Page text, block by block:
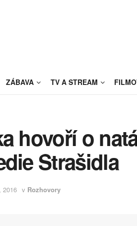
ZÁBAVA TV A STREAM
hovoří o
Strašidla
2016 v Rozhovory